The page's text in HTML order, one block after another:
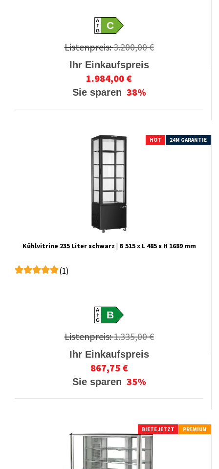
A
GC
Listenpreis:3.200,00 €
Ihr Einkaufspreis
1.984,00 €
Sie sparen 38%
HOT 24M GARANTIE
Kühlvitrine 235 Liter schwarz | B 515 x L 485 x H 1689 mm
(1)
A
GB
Listenpreis:1.335,00 €
Ihr Einkaufspreis
867,75 €
Sie sparen 35%
BIETE JETZT PREMIUM